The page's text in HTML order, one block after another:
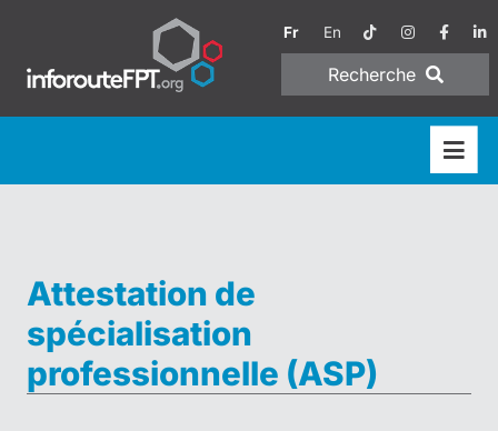
Fr En
Recherche
Attestation de
spécialisation
professionnelle (ASP)